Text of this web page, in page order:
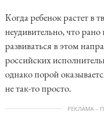
Когда ребенок растет в
неудивительно, что
развиваться в этом
российских
однако порой
не так-то просто.
РЕКЛАМА –